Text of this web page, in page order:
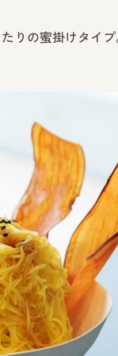
りの蜜掛けタイ